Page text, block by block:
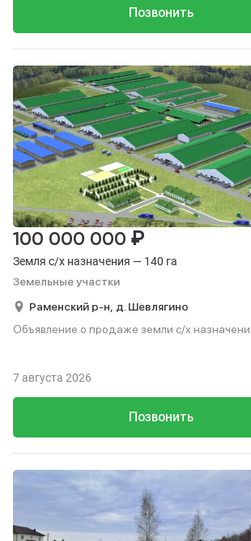
Позвонить
Земля с/х назначения — 140 га
Земельные участки
100 000 000 ₽
Раменский р-н, д. Шевлягино
Объявление о продаже земли с/х
Позвонить
7 августа 2026